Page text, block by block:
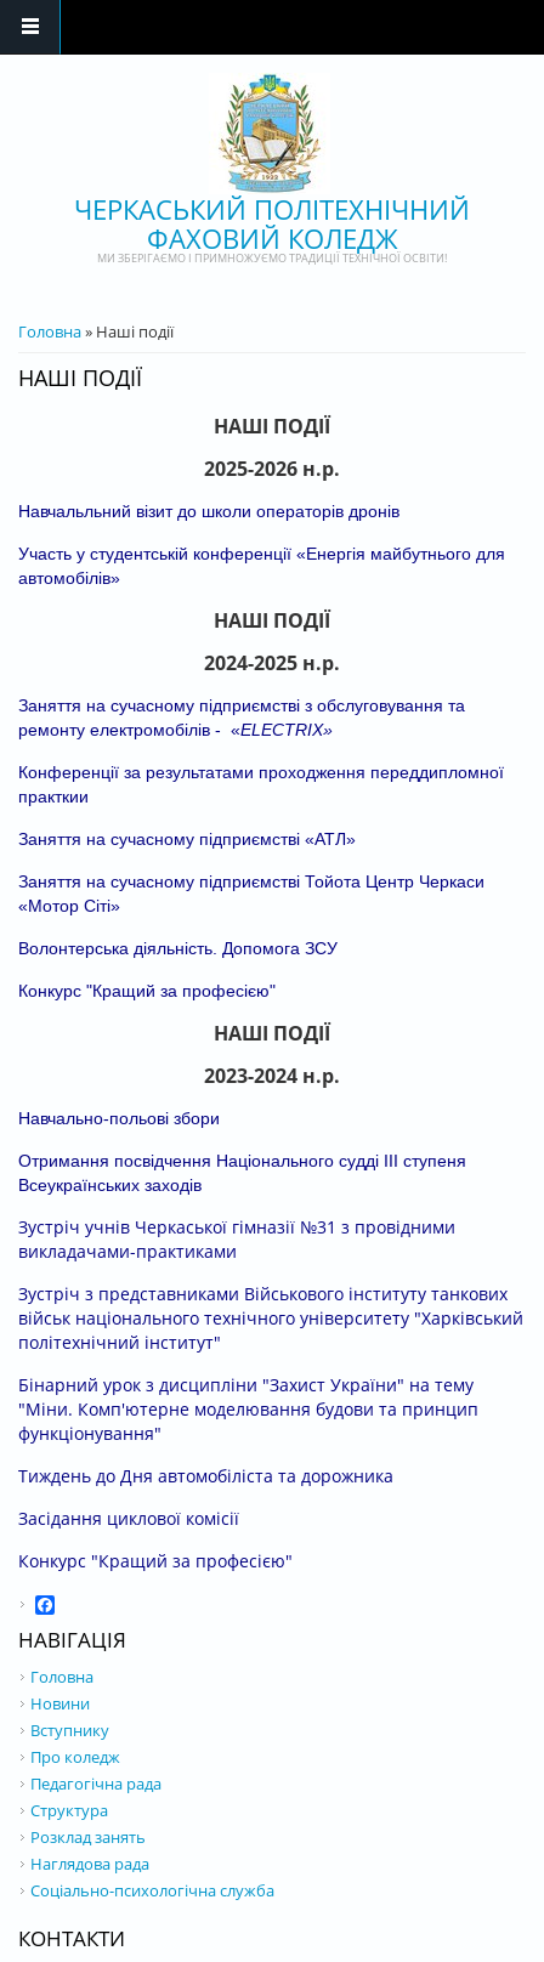
ЧЕРКАСЬКИЙ ПОЛІТЕХНІЧНИЙ
ФАХОВИЙ КОЛЕДЖ
МИ ЗБЕРІГАЄМО І ПРИМНОЖУЄМО ТРАДИЦІЇ ТЕХНІЧНОЇ ОСВІТИ!
ВИ Є ТУТ
Головна» Наші події
НАШІ ПОДІЇ
НАШІ ПОДІЇ
2025-2026 н.р.
Навчальльний візит до школи операторів дронів
Участь у студентській конференції «Енергія майбутнього для
автомобілів»
НАШІ ПОДІЇ
2024-2025 н.р.
Заняття на сучасному підприємстві з обслуговування та
ремонту електромобілів - «ELECTRIX»
Конференції за результатами проходження переддипломної
практкии
Заняття на сучасному підприємстві «АТЛ»
Заняття на сучасному підприємстві Тойота Центр Черкаси
«Мотор Сіті»
Волонтерська діяльність. Допомога ЗСУ
Конкурс "Кращий за професією"
НАШІ ПОДІЇ
2023-2024 н.р.
Навчально-польові збори
Отримання посвідчення Національного судді ІІІ ступеня
Всеукраїнських заходів
Зустріч учнів Черкаської гімназії №31 з провідними
викладачами-практиками
Зустріч з представниками Військового інституту танкових
військ національного технічного університету "Харківський
політехнічний інститут"
Бінарний урок з дисципліни "Захист України" на тему
"Міни. Комп'ютерне моделювання будови та принцип
функціонування"
Тиждень до Дня автомобіліста та дорожника
Засідання циклової комісії
Конкурс "Кращий за професією"
НАВІГАЦІЯ
Головна
Новини
Вступнику
Про коледж
Педагогічна рада
Структура
Розклад занять
Наглядова рада
Соціально-психологічна служба
КОНТАКТИ